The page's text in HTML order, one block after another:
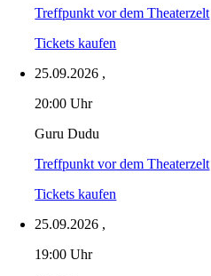
Treffpunkt vor dem Theaterzelt
Tickets kaufen
25.09.2026 ,
20:00 Uhr
Guru Dudu
Treffpunkt vor dem Theaterzelt
Tickets kaufen
25.09.2026 ,
19:00 Uhr